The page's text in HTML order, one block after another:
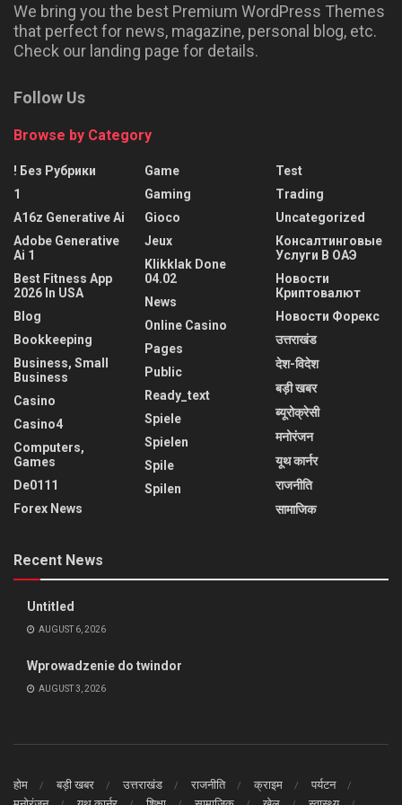
We bring you the best Premium WordPress Themes
that perfect for news, magazine, personal blog, etc.
Check our landing page for details.
Follow Us
Browse by Category
! Без Рубрики
1
A16z Generative Ai
Adobe Generative
Ai 1
Best Fitness App
2026 In USA
Blog
Bookkeeping
Business, Small
Business
Casino
Casino4
Computers,
Games
De0111
Forex News
Game
Gaming
Gioco
Jeux
Klikklak Done
04.02
News
Online Casino
Pages
Public
Ready_text
Spiele
Spielen
Spile
Spilen
Test
Trading
Uncategorized
Консалтинговые
Услуги В ОАЭ
Новости
Криптовалют
Новости Форекс
उत्तराखंड
देश-विदेश
बड़ी खबर
ब्यूरोक्रेसी
मनोरंजन
यूथ कार्नर
राजनीति
सामाजिक
Recent News
Untitled
AUGUST 6, 2026
Wprowadzenie do twindor
AUGUST 3, 2026
होम बड़ी खबर उत्तराखंड राजनीति क्राइम
पर्यटन